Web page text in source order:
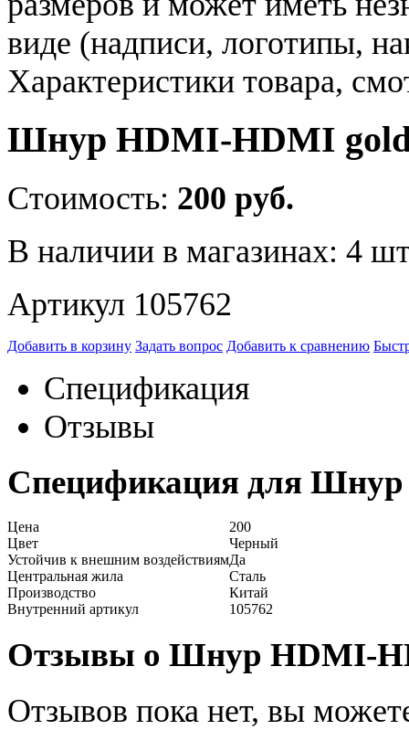
виде (надписи, логотипы,
Характеристики товара,
Шнур HDMI-HDMI
Стоимость: 200 руб.
В наличии в магазинах: 4
Артикул 105762
Добавить в корзину Задать вопрос Добавить к сравнению
Спецификация
Отзывы
Спецификация для
Цена
200
Цвет
Черный
Устойчив к внешним воздействиямДа
Центральная жила
Сталь
Производство
Китай
Внутренний артикул
105762
Отзывы о Шнур HDMI-
Отзывов пока нет, вы